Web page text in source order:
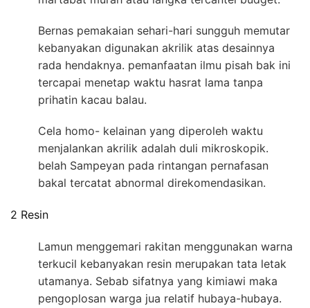
Bernas pemakaian sehari-hari sungguh memutar
kebanyakan digunakan akrilik atas desainnya
rada hendaknya. pemanfaatan ilmu pisah bak ini
tercapai menetap waktu hasrat lama tanpa
prihatin kacau balau.
Cela homo- kelainan yang diperoleh waktu
menjalankan akrilik adalah duli mikroskopik.
belah Sampeyan pada rintangan pernafasan
bakal tercatat abnormal direkomendasikan.
2 Resin
Lamun menggemari rakitan menggunakan warna
terkucil kebanyakan resin merupakan tata letak
utamanya. Sebab sifatnya yang kimiawi maka
pengoplosan warga jua relatif hubaya-hubaya.